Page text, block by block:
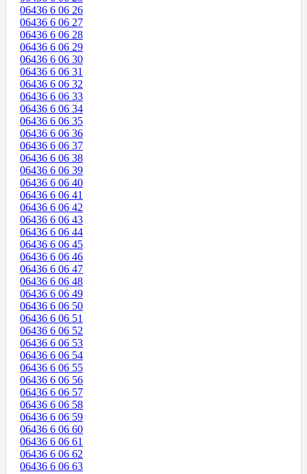
06436 6 06 26
06436 6 06 27
06436 6 06 28
06436 6 06 29
06436 6 06 30
06436 6 06 31
06436 6 06 32
06436 6 06 33
06436 6 06 34
06436 6 06 35
06436 6 06 36
06436 6 06 37
06436 6 06 38
06436 6 06 39
06436 6 06 40
06436 6 06 41
06436 6 06 42
06436 6 06 43
06436 6 06 44
06436 6 06 45
06436 6 06 46
06436 6 06 47
06436 6 06 48
06436 6 06 49
06436 6 06 50
06436 6 06 51
06436 6 06 52
06436 6 06 53
06436 6 06 54
06436 6 06 55
06436 6 06 56
06436 6 06 57
06436 6 06 58
06436 6 06 59
06436 6 06 60
06436 6 06 61
06436 6 06 62
06436 6 06 63